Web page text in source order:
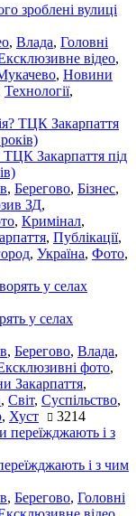
зроблені вулиці
, Влада, Головні
відео,
, Новини
Технології,
ТЦК Закарпаття під
, Берегово, Бізнес,
ЗД,
, Кримінал,
, Публікації,
, Україна, Фото,
у селах
, Берегово, Влада,
фото,
Закарпаття,
, Світ, Суспільство,
, Хуст 3214
і з чим
, Берегово, Головні